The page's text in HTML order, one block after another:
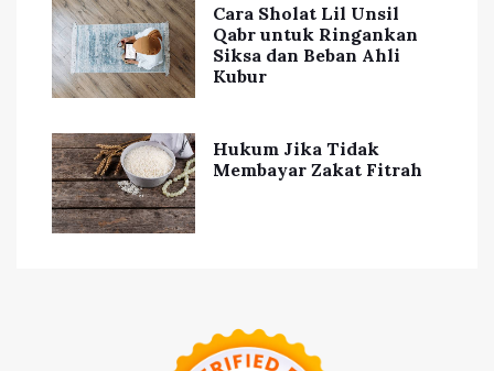
Cara Sholat Lil Unsil
Qabr untuk Ringankan
Siksa dan Beban Ahli
Kubur
Hukum Jika Tidak
Membayar Zakat Fitrah